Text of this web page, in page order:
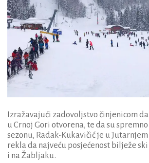
Izražavajući zadovoljstvo činjenicom
u Crnoj Gori otvorena, te da su
sezonu, Radak-Kukavičić je u
rekla da najveću posjećenost bilježe
i na Žabljaku.